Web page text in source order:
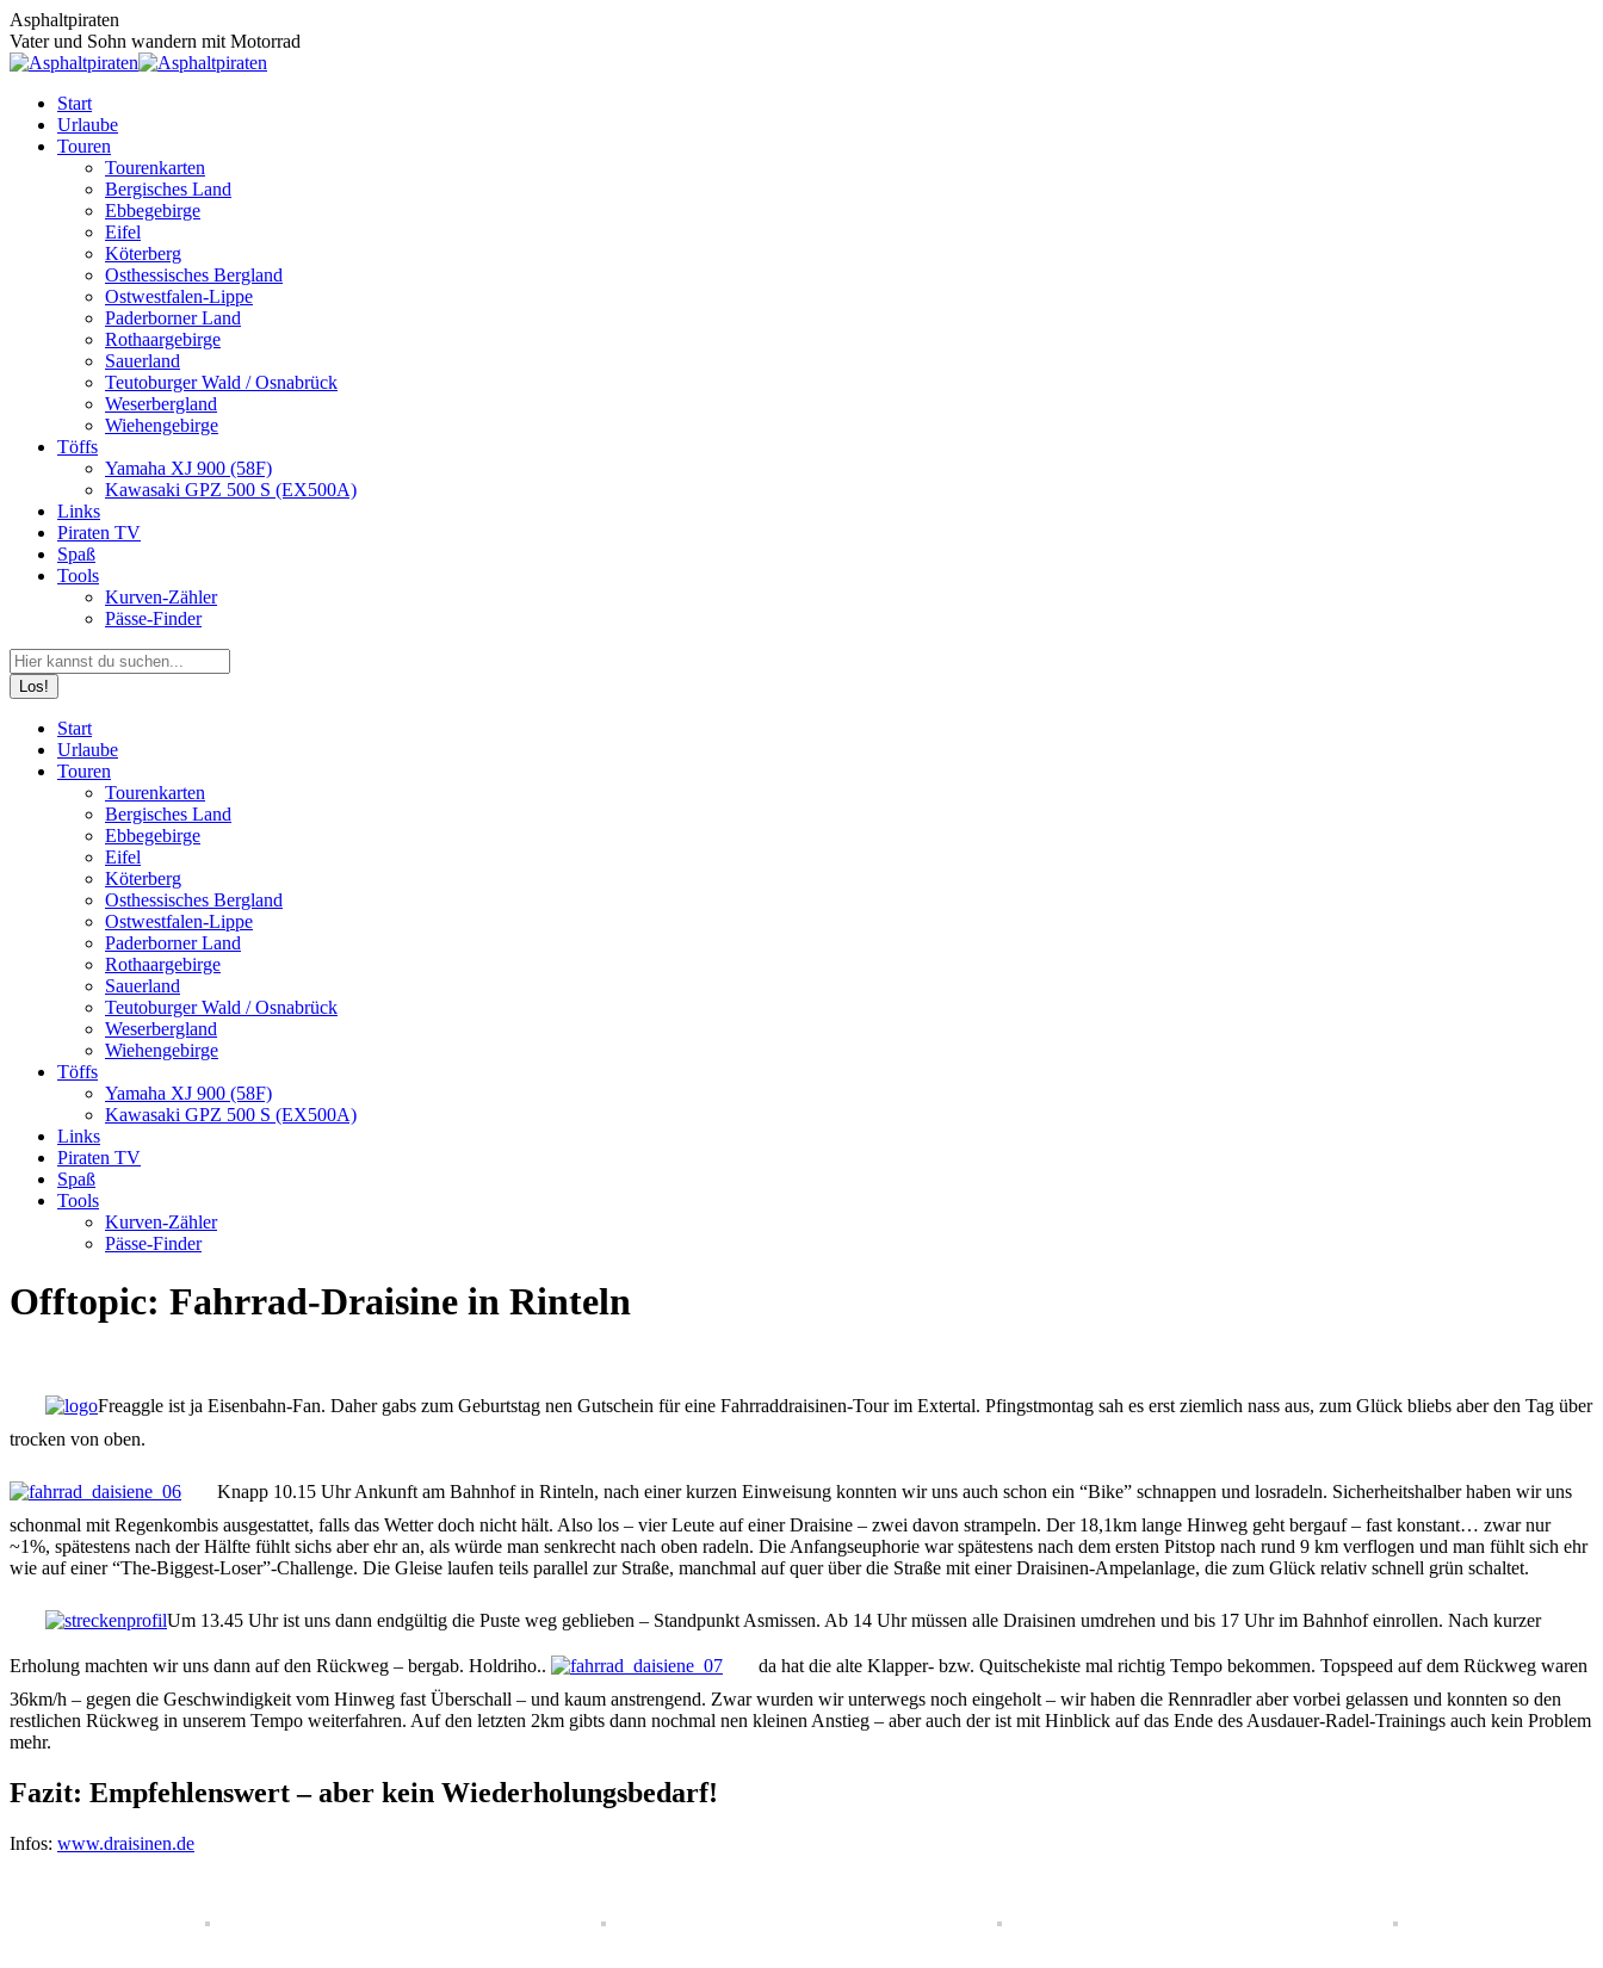
Zum
Inhalt
springen
Asphaltpiraten
Vater und Sohn wandern mit Motorrad
Start
Urlaube
Touren
Tourenkarten
Bergisches Land
Ebbegebirge
Eifel
Köterberg
Osthessisches Bergland
Ostwestfalen-Lippe
Paderborner Land
Rothaargebirge
Sauerland
Teutoburger Wald / Osnabrück
Weserbergland
Wiehengebirge
Töffs
Yamaha XJ 900 (58F)
Kawasaki GPZ 500 S (EX500A)
Links
Piraten TV
Spaß
Tools
Kurven-Zähler
Pässe-Finder
Search:
page
opens
page
opens
page
opens
Start
Urlaube
Touren
Tourenkarten
Bergisches Land
Ebbegebirge
Eifel
Köterberg
Osthessisches Bergland
Ostwestfalen-Lippe
Paderborner Land
Rothaargebirge
Sauerland
Teutoburger Wald / Osnabrück
Weserbergland
Wiehengebirge
Töffs
Yamaha XJ 900 (58F)
Kawasaki GPZ 500 S (EX500A)
Links
Piraten TV
Spaß
Tools
Kurven-Zähler
Pässe-Finder
Offtopic: Fahrrad-Draisine in Rinteln
Freaggle ist ja Eisenbahn-Fan. Daher gabs zum Geburtstag nen Gutschein für eine Fahrraddraisinen-Tour im Extertal. Pfingstmontag sah es erst ziemlich nass aus, zum Glück bliebs aber den Tag über
trocken von oben.
Knapp 10.15 Uhr Ankunft am Bahnhof in Rinteln, nach einer kurzen Einweisung konnten wir uns auch schon ein “Bike” schnappen und losradeln. Sicherheitshalber haben wir uns
schonmal mit Regenkombis ausgestattet, falls das Wetter doch nicht hält. Also los – vier Leute auf einer Draisine – zwei davon strampeln. Der 18,1km lange Hinweg geht bergauf – fast konstant… zwar nur
~1%, spätestens nach der Hälfte fühlt sichs aber ehr an, als würde man senkrecht nach oben radeln. Die Anfangseuphorie war spätestens nach dem ersten Pitstop nach rund 9 km verflogen und man fühlt sich ehr
wie auf einer “The-Biggest-Loser”-Challenge. Die Gleise laufen teils parallel zur Straße, manchmal auf quer über die Straße mit einer Draisinen-Ampelanlage, die zum Glück relativ schnell grün schaltet.
Um 13.45 Uhr ist uns dann endgültig die Puste weg geblieben – Standpunkt Asmissen. Ab 14 Uhr müssen alle Draisinen umdrehen und bis 17 Uhr im Bahnhof einrollen. Nach kurzer
Erholung machten wir uns dann auf den Rückweg – bergab. Holdriho..
da hat die alte Klapper- bzw. Quitschekiste mal richtig Tempo bekommen. Topspeed auf dem Rückweg waren
36km/h – gegen die Geschwindigkeit vom Hinweg fast Überschall – und kaum anstrengend. Zwar wurden wir unterwegs noch eingeholt – wir haben die Rennradler aber vorbei gelassen und konnten so den
restlichen Rückweg in unserem Tempo weiterfahren. Auf den letzten 2km gibts dann nochmal nen kleinen Anstieg – aber auch der ist mit Hinblick auf das Ende des Ausdauer-Radel-Trainings auch kein Problem
mehr.
Fazit: Empfehlenswert – aber kein Wiederholungsbedarf!
Infos: www.draisinen.de